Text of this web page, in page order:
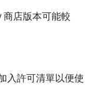
店版本可能較
入許可清單以便使